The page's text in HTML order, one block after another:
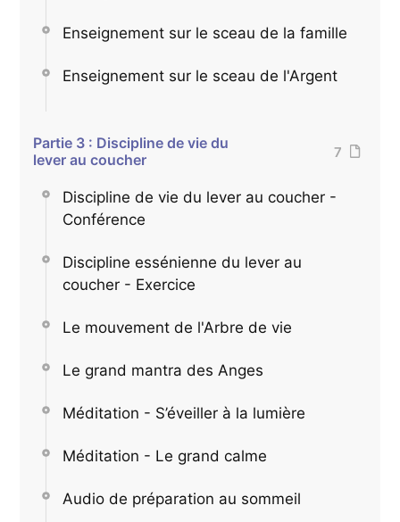
Enseignement sur le sceau de la famille
Enseignement sur le sceau de l'Argent
Partie 3 : Discipline de vie du
lever au coucher
7
Discipline de vie du lever au coucher -
Conférence
Discipline essénienne du lever au
coucher - Exercice
Le mouvement de l'Arbre de vie
Le grand mantra des Anges
Méditation - S’éveiller à la lumière
Méditation - Le grand calme
Audio de préparation au sommeil